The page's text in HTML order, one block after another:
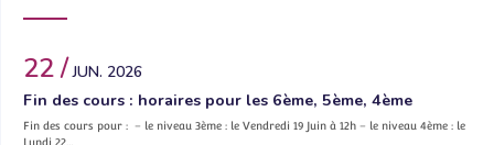
22 /JUN. 2026
Fin des cours : horaires pour les 6ème, 5ème, 4ème
Fin des cours pour : – le niveau 3ème : le Vendredi 19 Juin à 12h – le niveau 4ème : le
Lundi 22…